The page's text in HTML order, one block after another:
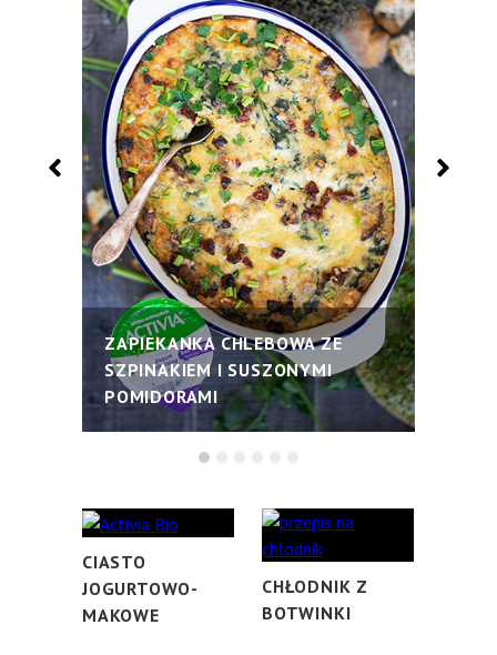
ZAPIEKANKA CHLEBOWA ZE
SZPINAKIEM I SUSZONYMI
POMIDORAMI
CIASTO
JOGURTOWO-
MAKOWE
CHŁODNIK Z
BOTWINKI